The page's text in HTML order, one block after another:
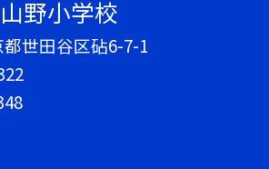
野小学校
都世田谷区砧6-7-1